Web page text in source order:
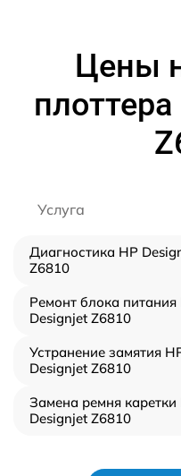
Цены
Услуга
Диагностика HP
Z6810
Ремонт блока питания
Designjet Z6810
Устранение замятия
Designjet Z6810
Замена ремня каретки
Designjet Z6810